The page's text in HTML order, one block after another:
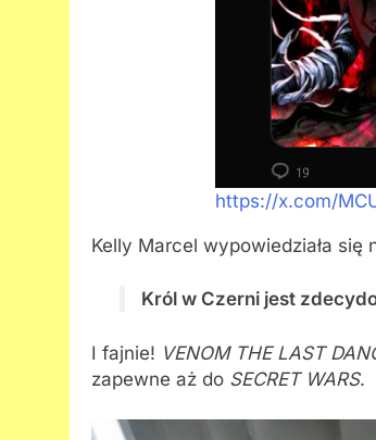
https://x.com/
Kelly Marcel wypowiedziała się
Król w Czerni jest
I fajnie! VENOM THE LAST
zapewne aż do SECRET WARS.